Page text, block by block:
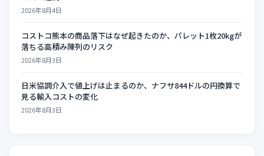
2026年8月4日
コストコ熊本の商品落下はなぜ起きたのか、パレット1枚20kgが
落ちる高積み陳列のリスク
2026年8月3日
日米協調介入で値上げは止まるのか、ナフサ844ドルの円換算で
見る輸入コストの変化
2026年8月3日